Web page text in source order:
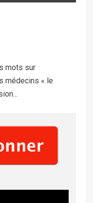
mots sur
médecins « le